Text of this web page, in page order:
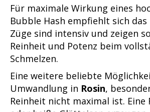
Für maximale Wirkung eines
Bubble Hash empfiehlt sich das
Züge sind intensiv und zeigen
Reinheit und Potenz beim
Schmelzen.
Eine weitere beliebte
Umwandlung in Rosin,
Reinheit nicht maximal ist. Eine